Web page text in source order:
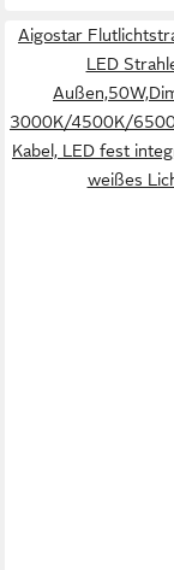
Aigostar
LED
3000K/4500K/
Kabel, LED fest
weißes